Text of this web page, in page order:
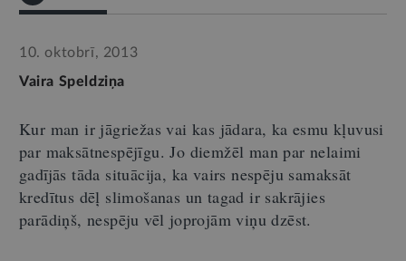
10. oktobrī, 2013
Vaira Speldziņa
Kur man ir jāgriežas vai kas jādara, ka esmu kļuvusi
par maksātnespējīgu. Jo diemžēl man par nelaimi
gadījās tāda situācija, ka vairs nespēju samaksāt
kredītus dēļ slimošanas un tagad ir sakrājies
parādiņš, nespēju vēl joprojām viņu dzēst.